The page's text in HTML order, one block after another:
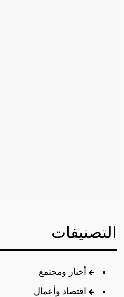
التصنيفات
أخبار ومجتمع
اقتصاد وأعمال